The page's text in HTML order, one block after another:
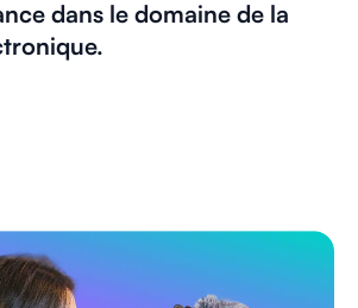
dans le domaine de la